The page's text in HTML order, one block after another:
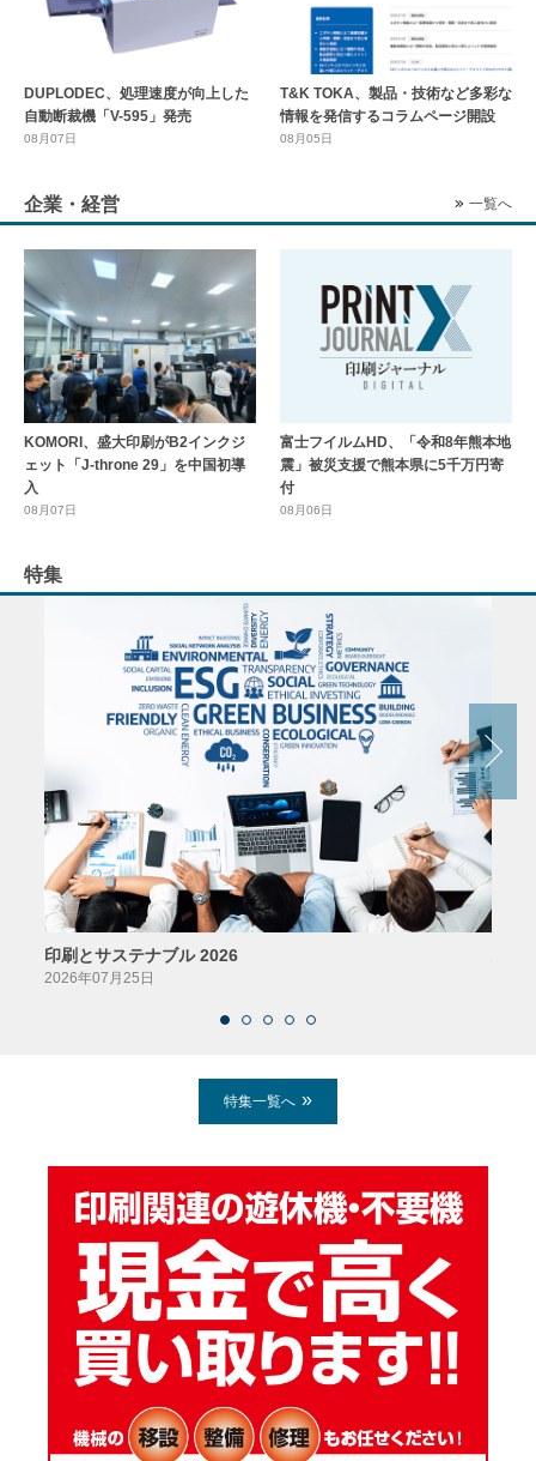
DUPLODEC、処理速度が向上した
自動断裁機「V-595」発売
08月07日
T&K TOKA、製品・技術など多彩な
情報を発信するコラムページ開設
08月05日
企業・経営 一覧へ
KOMORI、盛大印刷がB2インクジ
ェット「J-throne 29」を中国初導
入
08月07日
富士フイルムHD、「令和8年熊本地
震」被災支援で熊本県に5千万円寄
付
08月06日
特集
印刷とサステナブル 2026
2026年07月25日
特集一覧へ